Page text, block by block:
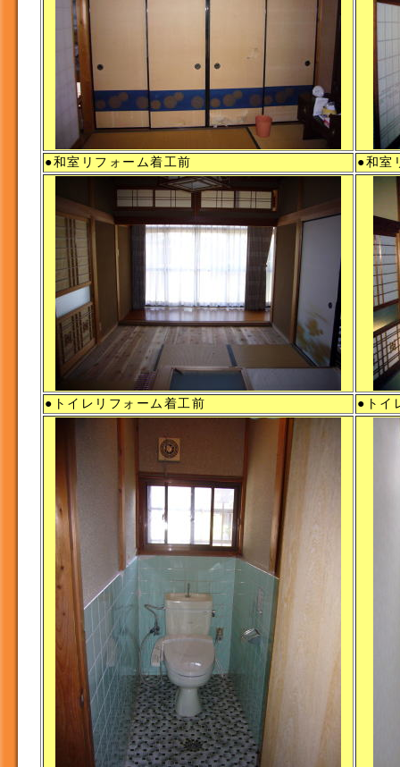
●和室リフォーム着工前 ●和室
●トイレリフォーム着工前 ●トイ